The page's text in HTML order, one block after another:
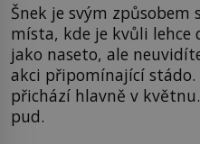
Šnek je svým
místa, kde je kvůli lehce
jako naseto, ale
akci připomínající stádo.
přichází hlavně v
pud.